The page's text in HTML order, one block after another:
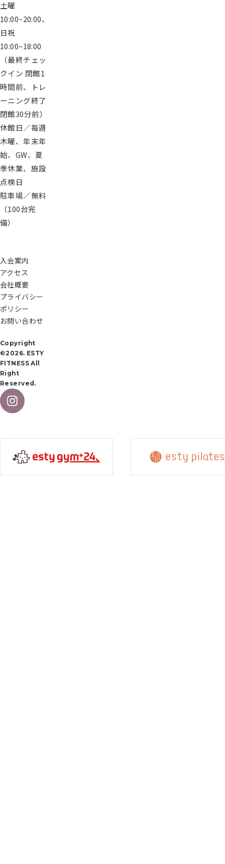
員
様
専
用
レ
ッ
ス
ン
予
約
入
会
申
し
込
み
土曜
10:00~20:00、
日祝
10:00~18:00
（最終チェッ
クイン 閉館1
時間前、トレ
ーニング終了
閉館30分前）
休館日／毎週
木曜、年末年
始、GW、夏
季休業、施設
点検日
駐車場／無料
（100台完
備）
入会案内
アクセス
会社概要
プライバシー
ポリシー
お問い合わせ
Copyright
©2026. ESTY
FITNESS All
Right
Reserved.